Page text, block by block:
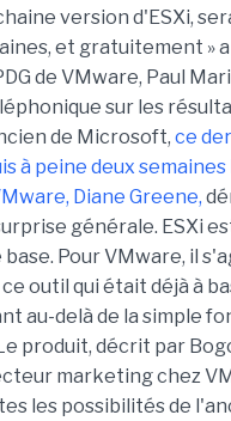
version d'ESXi,
et gratuitement »
de VMware, Paul
sur les
de Microsoft, ce
à peine deux semaines
Diane Greene,
générale. ESXi
Pour VMware, il
outil qui était déjà à
au-delà de la simple
produit, décrit par
marketing chez
les possibilités de